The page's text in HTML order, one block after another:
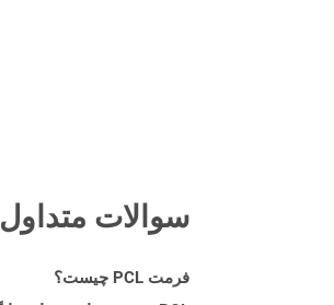
سوالات متداول
فرمت PCL چیست؟